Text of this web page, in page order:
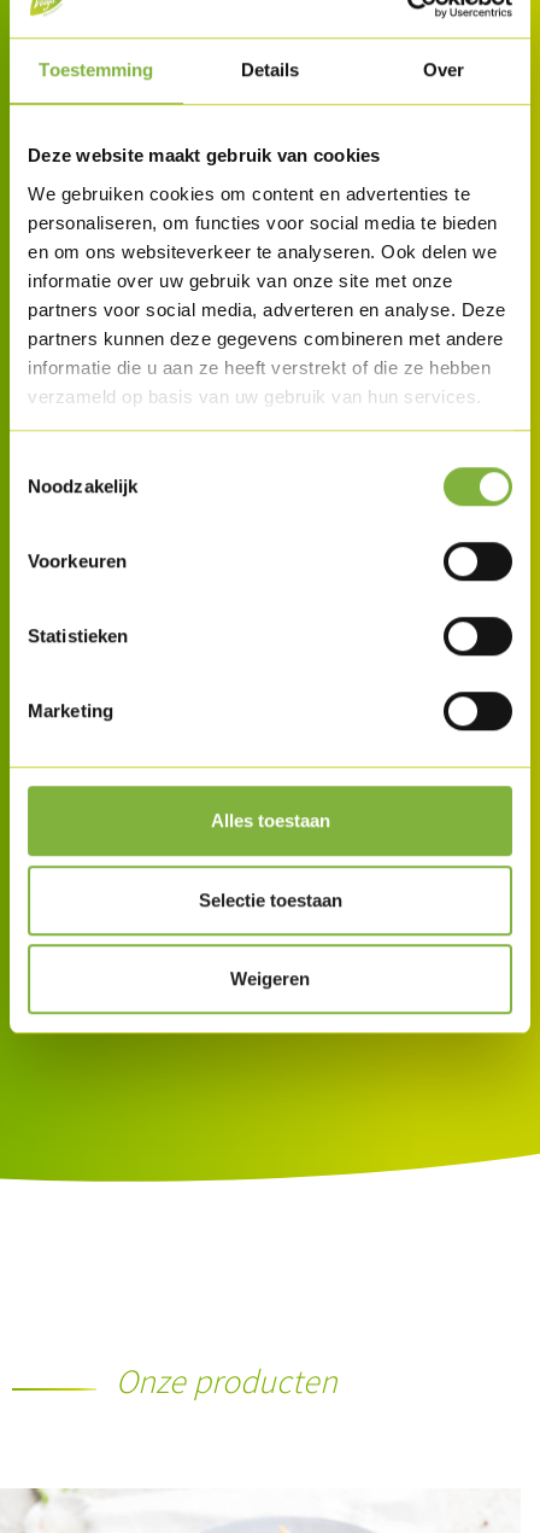
Toestemming Details Over
Deze website maakt gebruik van cookies
We gebruiken cookies om content en advertenties te
personaliseren, om functies voor social media te bieden
en om ons websiteverkeer te analyseren. Ook delen we
informatie over uw gebruik van onze site met onze
partners voor social media, adverteren en analyse. Deze
partners kunnen deze gegevens combineren met andere
informatie die u aan ze heeft verstrekt of die ze hebben
verzameld op basis van uw gebruik van hun services.
Noodzakelijk
Voorkeuren
Statistieken
Marketing
Alles toestaan
Selectie toestaan
Weigeren
Onze producten